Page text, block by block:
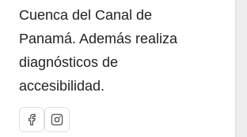
Cuenca del Canal de
Panamá. Además realiza
diagnósticos de
accesibilidad.